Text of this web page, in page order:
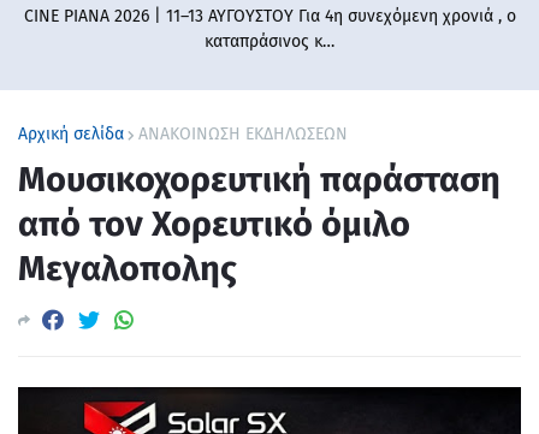
CINE PIANA 2026 | 11–13 ΑΥΓΟΥΣΤΟΥ Για 4η συνεχόμενη χρονιά , ο
καταπράσινος κ…
Αρχική σελίδα ΑΝΑΚΟΙΝΩΣΗ ΕΚΔΗΛΩΣΕΩΝ
Μουσικοχορευτική παράσταση
από τον Χορευτικό όμιλο
Μεγαλοπολης